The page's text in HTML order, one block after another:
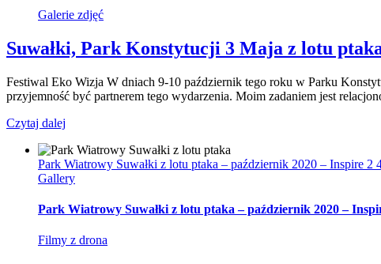
Galerie zdjęć
Suwałki, Park Konstytucji 3 Maja z lotu
Festiwal Eko Wizja W dniach 9-10 październik tego roku w Parku
przyjemność być partnerem tego wydarzenia. Moim zadaniem jest
Czytaj dalej
Park Wiatrowy Suwałki z lotu ptaka – październik 2020 – Inspire 2
Gallery
Park Wiatrowy Suwałki z lotu ptaka – październik 2020 –
Filmy z drona